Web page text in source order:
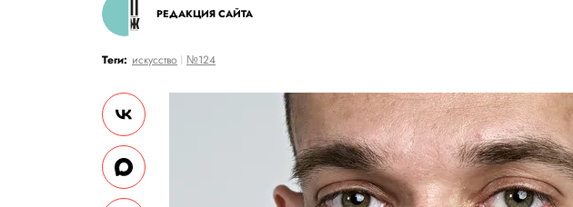
РЕДАКЦИЯ САЙТА
Теги: искусство №124